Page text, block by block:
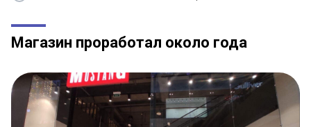
Магазин проработал около года